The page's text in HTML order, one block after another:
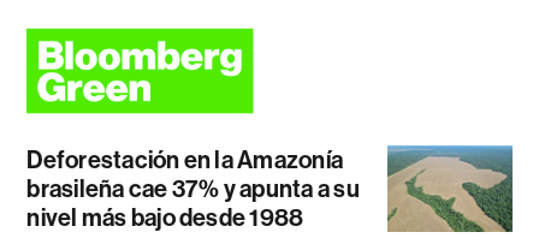
Deforestación en la Amazonía
brasileña cae 37% y apunta a su
nivel más bajo desde 1988